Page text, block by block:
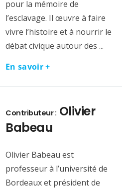
pour la mémoire de
l’esclavage. Il œuvre à faire
vivre l’histoire et à nourrir le
débat civique autour des ...
En savoir +
Contributeur : Olivier
Babeau
Olivier Babeau est
professeur à l’université de
Bordeaux et président de